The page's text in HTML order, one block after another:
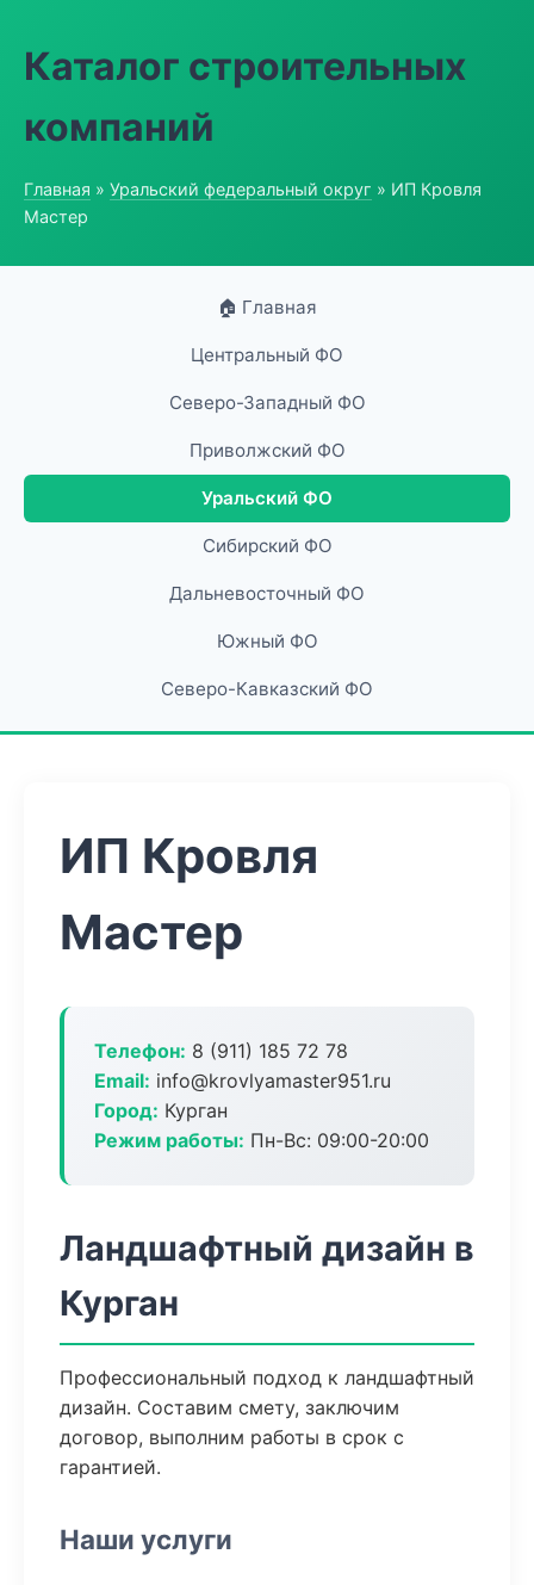
Каталог строительных
компаний
Главная » Уральский федеральный округ » ИП Кровля
Мастер
🏠 Главная
Центральный ФО
Северо-Западный ФО
Приволжский ФО
Уральский ФО
Сибирский ФО
Дальневосточный ФО
Южный ФО
Северо-Кавказский ФО
ИП Кровля
Мастер
Телефон: 8 (911) 185 72 78
Email: info@krovlyamaster951.ru
Город: Курган
Режим работы: Пн-Вс: 09:00-20:00
Ландшафтный дизайн в
Курган
Профессиональный подход к ландшафтный
дизайн. Составим смету, заключим
договор, выполним работы в срок с
гарантией.
Наши услуги